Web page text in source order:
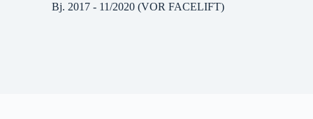
Bj. 2017 - 11/2020 (VOR FACELIFT)